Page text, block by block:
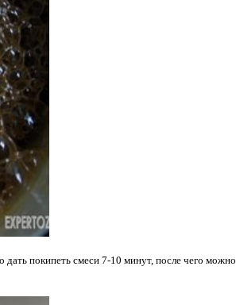
дать покипеть смеси 7-10 минут, после чего можно